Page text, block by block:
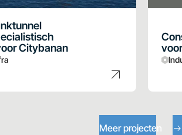
Citybanan
Meer projecten